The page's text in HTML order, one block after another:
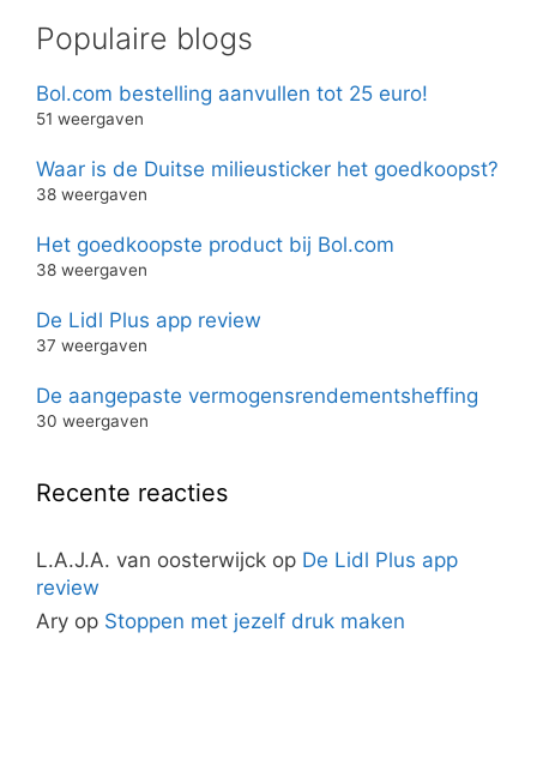
Populaire blogs
Bol.com bestelling aanvullen tot 25 euro!
51 weergaven
Waar is de Duitse milieusticker het goedkoopst?
38 weergaven
Het goedkoopste product bij Bol.com
38 weergaven
De Lidl Plus app review
37 weergaven
De aangepaste vermogensrendementsheffing
30 weergaven
Recente reacties
L.A.J.A. van oosterwijck op De Lidl Plus app
review
Ary op Stoppen met jezelf druk maken